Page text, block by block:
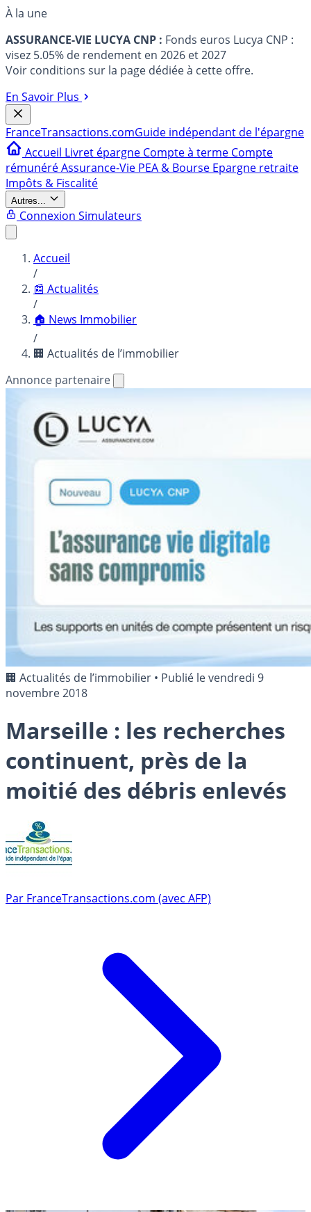
À la une
ASSURANCE-VIE LUCYA CNP : Fonds euros Lucya CNP :
visez 5.05% de rendement en 2026 et 2027
Voir conditions sur la page dédiée à cette offre.
En Savoir Plus
FranceTransactions.comGuide indépendant de l'épargne
Accueil Livret épargne Compte à terme Compte
rémunéréAssurance-Vie PEA & Bourse Epargne retraite
Impôts & Fiscalité
Autres...
Connexion Simulateurs
Accueil
/
📰 Actualités
/
🏠 News Immobilier
/
🏢 Actualités de l’immobilier
Annonce partenaire
🏢 Actualités de l’immobilier • Publié levendredi 9
novembre 2018
Marseille : les recherches
continuent, près de la
moitié des débris enlevés
Par FranceTransactions.com (avec AFP)